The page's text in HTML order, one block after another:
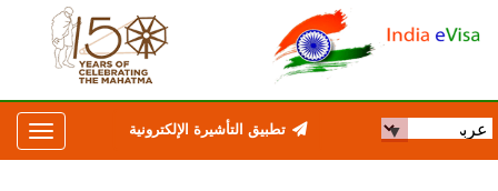
تطبيق التأشيرة الإلكترونية